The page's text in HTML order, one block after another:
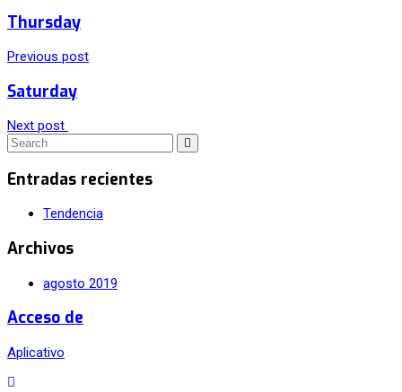
Thursday
Previous post
Saturday
Next post
Entradas recientes
Tendencia
Archivos
agosto 2019
Acceso de
Aplicativo